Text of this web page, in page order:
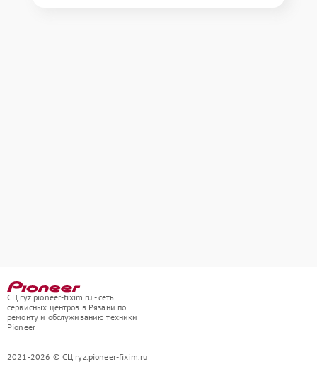
СЦ ryz.pioneer-fixim.ru - сеть
сервисных центров в Рязани по
ремонту и обслуживанию техники
Pioneer
2021-2026 © СЦ ryz.pioneer-fixim.ru